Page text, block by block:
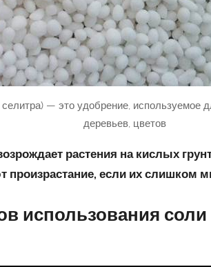
— это удобрение, используемое
деревьев, цветов
растения на кислых
произрастание, если их слишком
использования